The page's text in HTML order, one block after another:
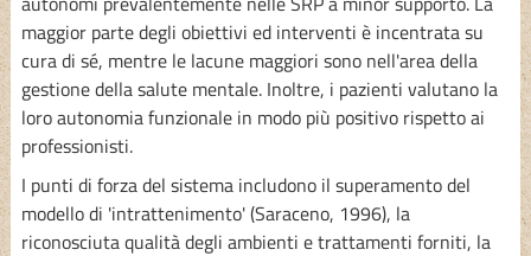
maggior parte degli obiettivi ed interventi è incentrata su
cura di sé, mentre le lacune maggiori sono nell'area della
gestione della salute mentale. Inoltre, i pazienti valutano la
loro autonomia funzionale in modo più positivo rispetto ai
professionisti.
I punti di forza del sistema includono il superamento del
modello di 'intrattenimento' (Saraceno, 1996), la
riconosciuta qualità degli ambienti e trattamenti forniti, la